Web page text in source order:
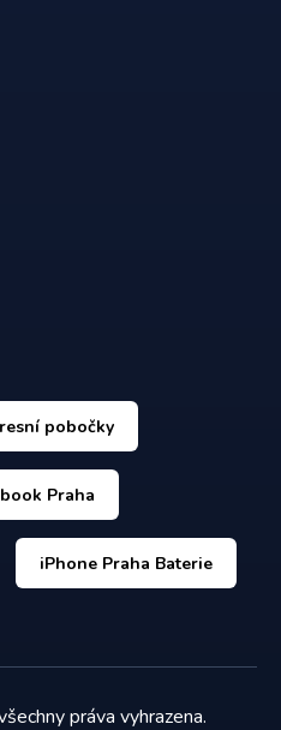
pobočky
Praha
iPhone Praha Baterie
práva vyhrazena.